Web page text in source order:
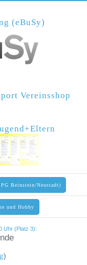
(eBuSy)
Vereinsshop
Beinstein/Neustadt)
und Hobby
Uhr (Platz 3):
)